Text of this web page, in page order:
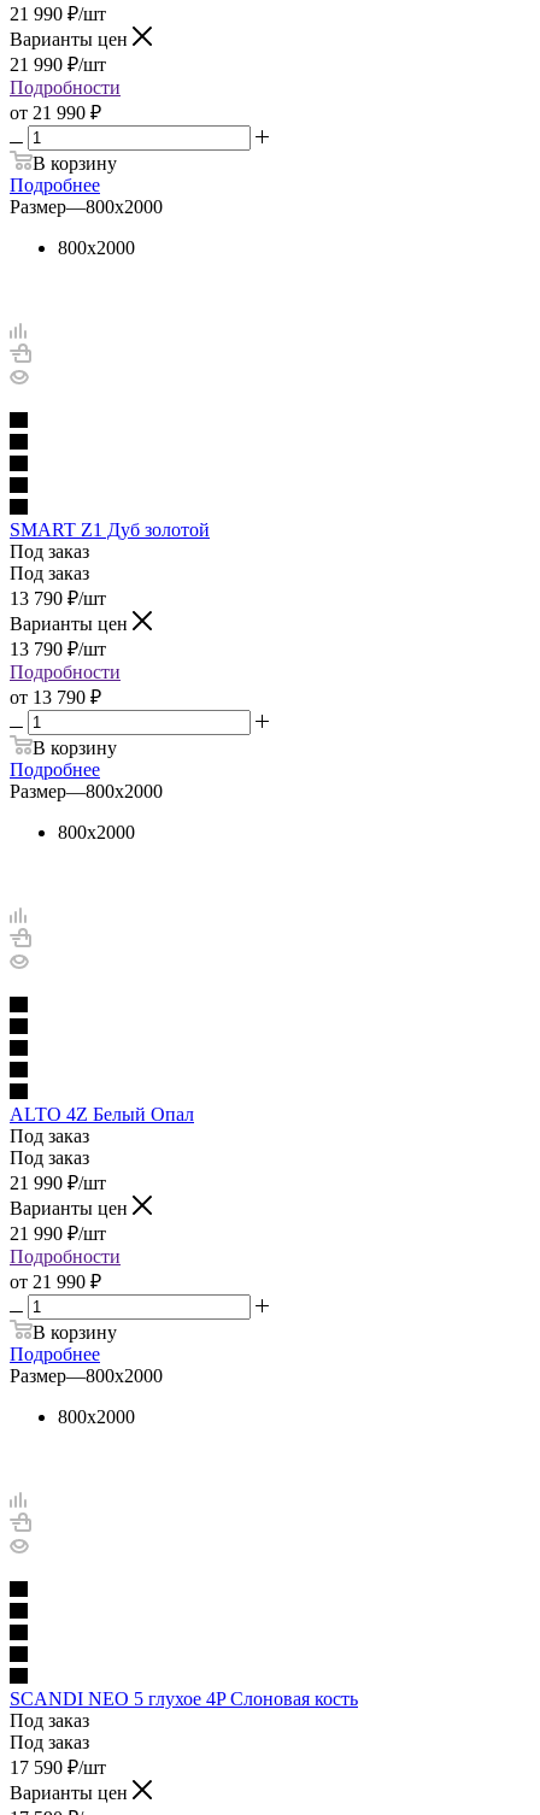
21 990 ₽/шт
Варианты цен
21 990 ₽/шт
Подробности
от 21 990 ₽
В корзину
Подробнее
Размер—800х2000
800х2000
SMART Z1 Дуб золотой
Под заказ
Под заказ
13 790 ₽/шт
Варианты цен
13 790 ₽/шт
Подробности
от 13 790 ₽
В корзину
Подробнее
Размер—800х2000
800х2000
ALTO 4Z Белый Опал
Под заказ
Под заказ
21 990 ₽/шт
Варианты цен
21 990 ₽/шт
Подробности
от 21 990 ₽
В корзину
Подробнее
Размер—800х2000
800х2000
SCANDI NEO 5 глухое 4P Слоновая кость
Под заказ
Под заказ
17 590 ₽/шт
Варианты цен